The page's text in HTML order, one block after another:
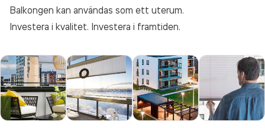
Balkongen kan användas som ett uterum.
Investera i kvalitet. Investera i framtiden.